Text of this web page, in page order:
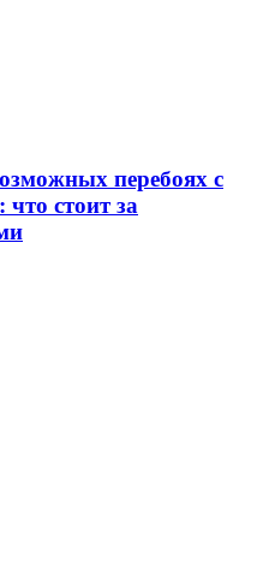
перебоях с
стоит за